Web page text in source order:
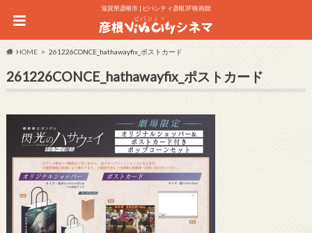
滋賀県彦根市 | ビバシティ彦根3F 映画館
HOME 261226CONCE_hathawayfix_ポストカード
261226CONCE_hathawayfix_ポストカード